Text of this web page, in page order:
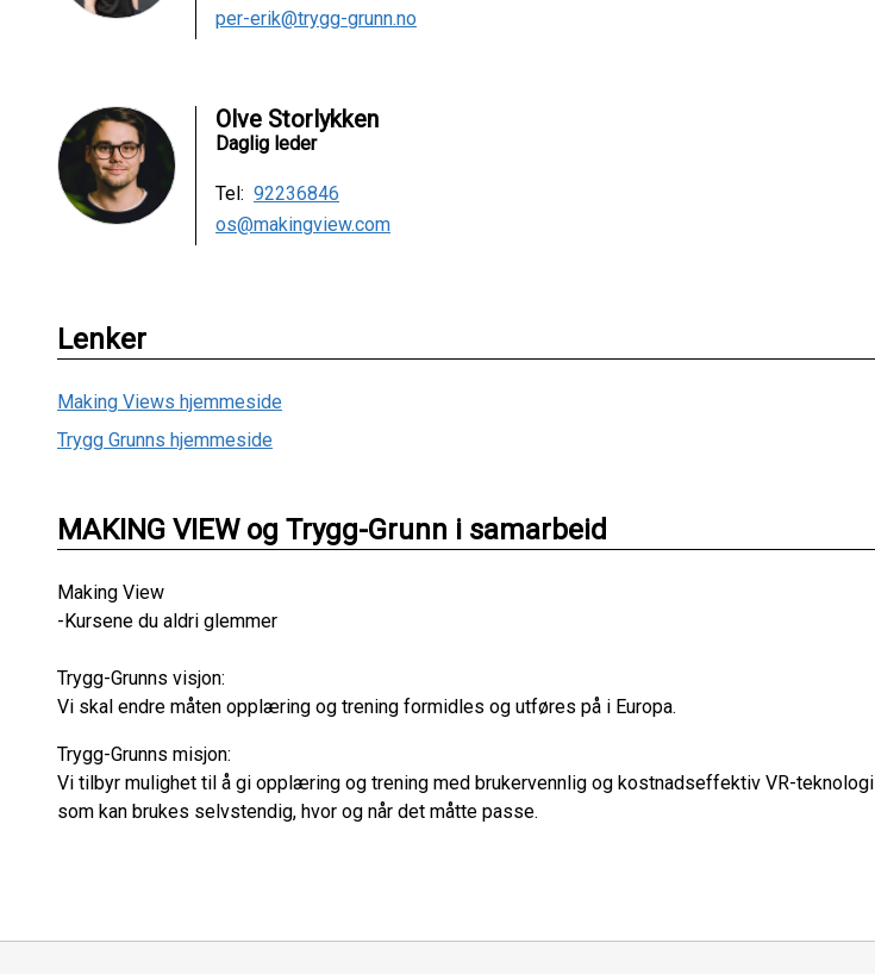
per-erik@trygg-grunn.no
Olve Storlykken
Daglig leder
Tel: 92236846
os@makingview.com
Lenker
Making Views hjemmeside
Trygg Grunns hjemmeside
MAKING VIEW og Trygg-Grunn i samarbeid
Making View
-Kursene du aldri glemmer
Trygg-Grunns visjon:
Vi skal endre måten opplæring og trening formidles og utføres på i Europa.
Trygg-Grunns misjon:
Vi tilbyr mulighet til å gi opplæring og trening med brukervennlig og kostnadseffektiv VR-teknologi
som kan brukes selvstendig, hvor og når det måtte passe.